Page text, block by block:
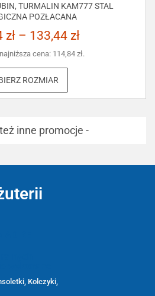
TURMALIN KAM777 STAL
POZŁACANA
zł – 133,44 zł
cena: 114,84 zł.
ROZMIAR
inne promocje -
Kolczyki,